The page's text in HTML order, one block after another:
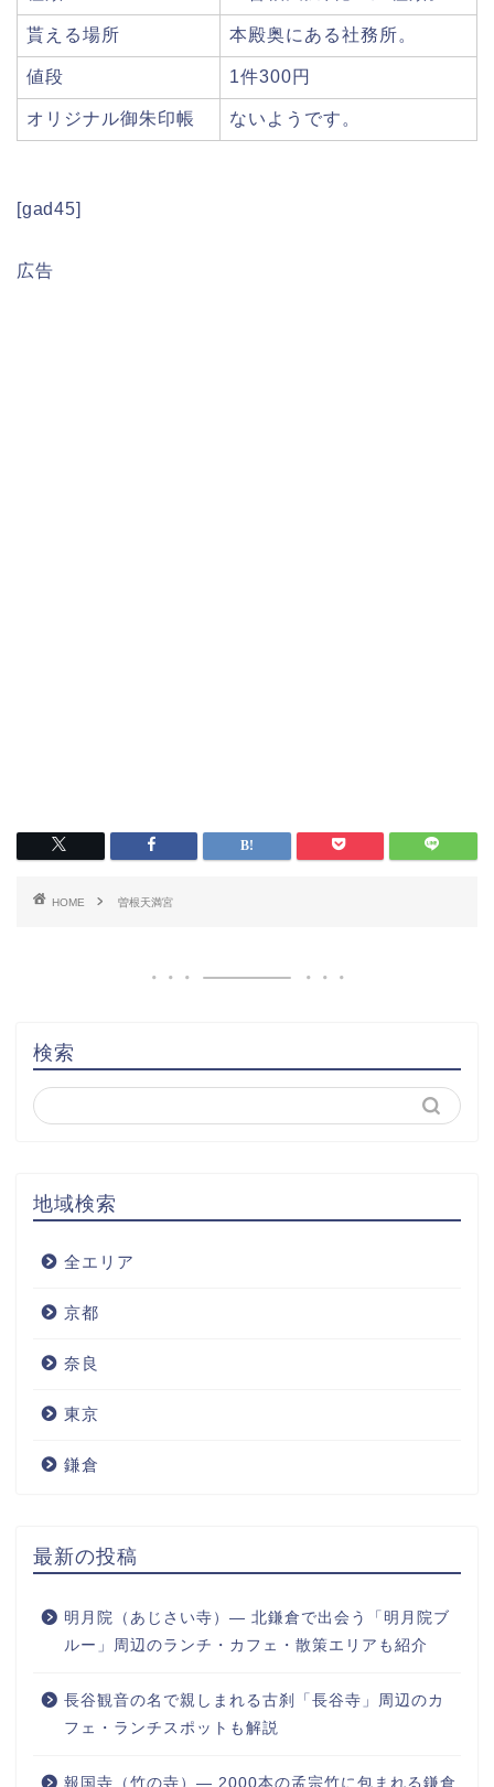
貰える場所 本殿奥にある社務所。
値段 1件300円
オリジナル御朱印帳 ないようです。
[gad45]
広告
HOME 曽根天満宮
検索
地域検索
全エリア
京都
奈良
東京
鎌倉
最新の投稿
明月院（あじさい寺）― 北鎌倉で出会う「明月院ブ
ルー」周辺のランチ・カフェ・散策エリアも紹介
長谷観音の名で親しまれる古刹「長谷寺」周辺のカ
フェ・ランチスポットも解説
報国寺（竹の寺）― 2000本の孟宗竹に包まれる鎌倉